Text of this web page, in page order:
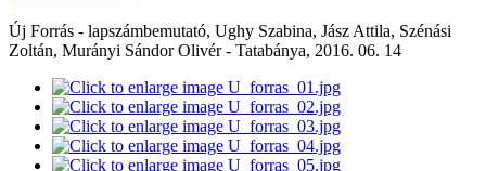
Új Forrás - lapszámbemutató, Ughy Szabina, Jász Attila, Szénási
Zoltán, Murányi Sándor Olivér - Tatabánya, 2016. 06. 14